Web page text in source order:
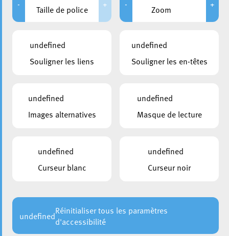
Lors d’une conférence de presse le 30 mars l’association
Streetfestde laLuxembourg Pridequi a lieu les 9 et 10
juillet prochains. Pour cette édition les petits plats ont été
mis dans les grands et en tête d’affiche on retrouve Boy
-
Taille de police
+ -
Zoom
+
undefined
Souligner les liens
undefined
Souligner les en-têtes
undefined
Images alternatives
undefined
Masque de lecture
undefined
Curseur blanc
undefined
Curseur noir
undefinedRéinitialiser tous les paramètres
d'accessibilité